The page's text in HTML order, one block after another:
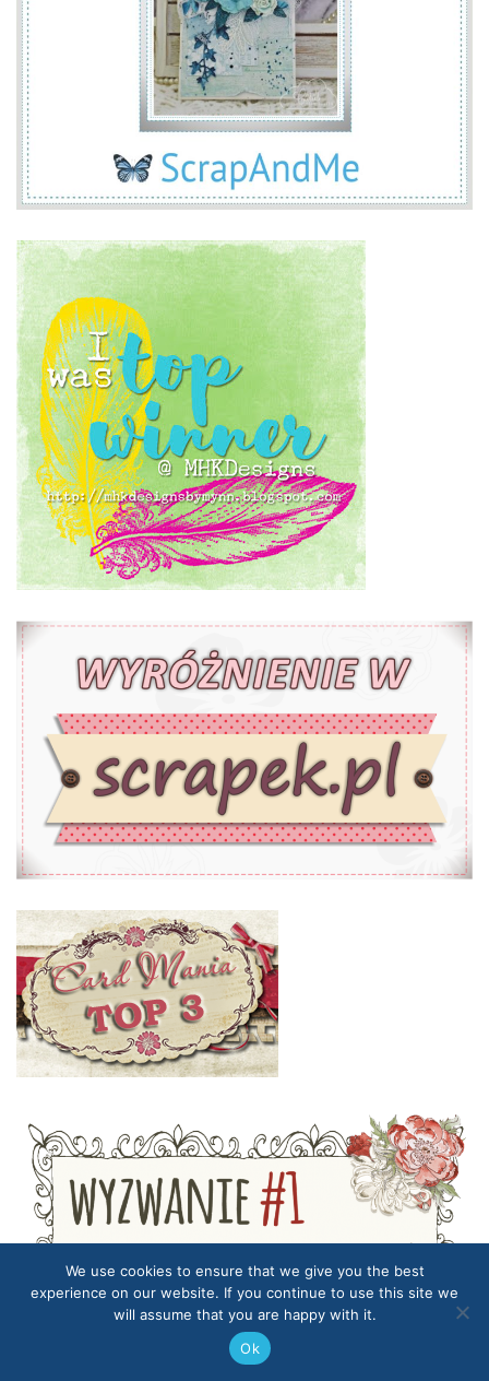
We use cookies to ensure that we give you the best
experience on our website. If you continue to use this site we
will assume that you are happy with it.
Ok